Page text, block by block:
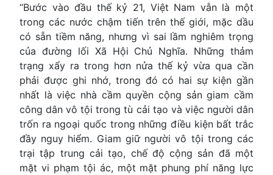
‘‘Bước vào đầu thế kỷ 21, Việt Nam vẫn là một
trong các nước chậm tiến trên thế giới, mặc dầu
có sẵn tiềm năng, nhưng vì sai lầm nghiêm trọng
của đường lối Xã Hội Chủ Nghĩa. Những thảm
trạng xẩy ra trong hơn nửa thế kỷ vừa qua cần
phải được ghi nhớ, trong đó có hai sự kiện gần
nhất là việc nhà cầm quyền cộng sản giam cầm
công dân vô tội trong tù cải tạo và việc người dân
trốn ra ngoại quốc trong những điều kiện bất trắc
đầy nguy hiểm. Giam giữ người vô tội trong các
trại tập trung cải tạo, chế độ cộng sản đã một
mặt vi phạm tội ác, một mặt phung phí năng lực